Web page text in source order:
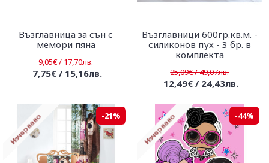
Възглавница за сън с
мемори пяна
9,05€ / 17,70лв.
7,75€ / 15,16лв.
Възглавници 600гр.кв.м. -
силиконов пух - 3 бр. в
комплекта
25,09€ / 49,07лв.
12,49€ / 24,43лв.
-21% -44%